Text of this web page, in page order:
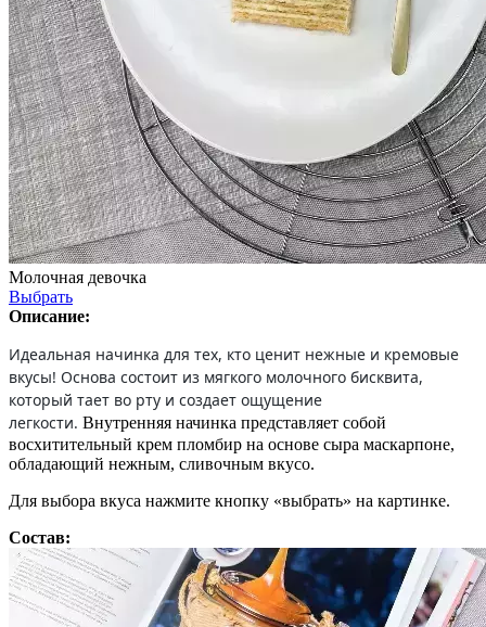
Молочная девочка
Выбрать
Описание:
Идеальная начинка для тех, кто ценит нежные и кремовые
вкусы! Основа состоит из мягкого молочного бисквита,
который тает во рту и создает ощущение
легкости. Внутренняя начинка представляет собой
восхитительный крем пломбир на основе сыра маскарпоне,
обладающий нежным, сливочным вкусо.
Для выбора вкуса нажмите кнопку «выбрать» на картинке.
Состав: